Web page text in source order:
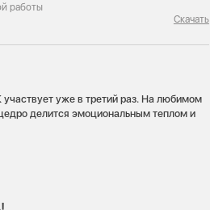
работы
Скачать
уже в третий раз. На любимом
делится эмоциональным теплом и